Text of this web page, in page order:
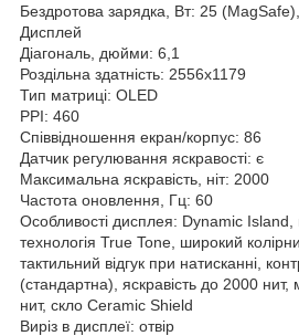
Бездротова зарядка, Вт: 25
Дисплей
Діагональ, дюйми: 6,1
Роздільна здатність: 2556x1179
Тип матриці: OLED
PPI: 460
Співвідношення екран/корпус: 86
Датчик регулювання яскравості: є
Максимальна яскравість, ніт: 2000
Частота оновлення, Гц: 60
Особливості дисплея: Dynamic Island,
технологія True Tone, широкий
тактильний відгук при натисканні,
(стандартна), яскравість до 2000 нит,
нит, скло Ceramic Shield
Виріз в дисплеї: отвір